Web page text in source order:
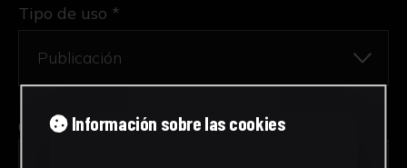
Tipo de uso *
Obra en la que está interesado/a*
Información sobre las cookies